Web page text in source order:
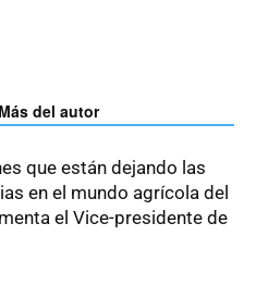
Más del autor
que están dejando las
en el mundo agrícola del
el Vice-presidente de